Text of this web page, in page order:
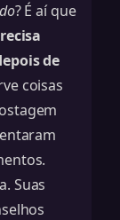
? É aí que
de
coisas
Suas